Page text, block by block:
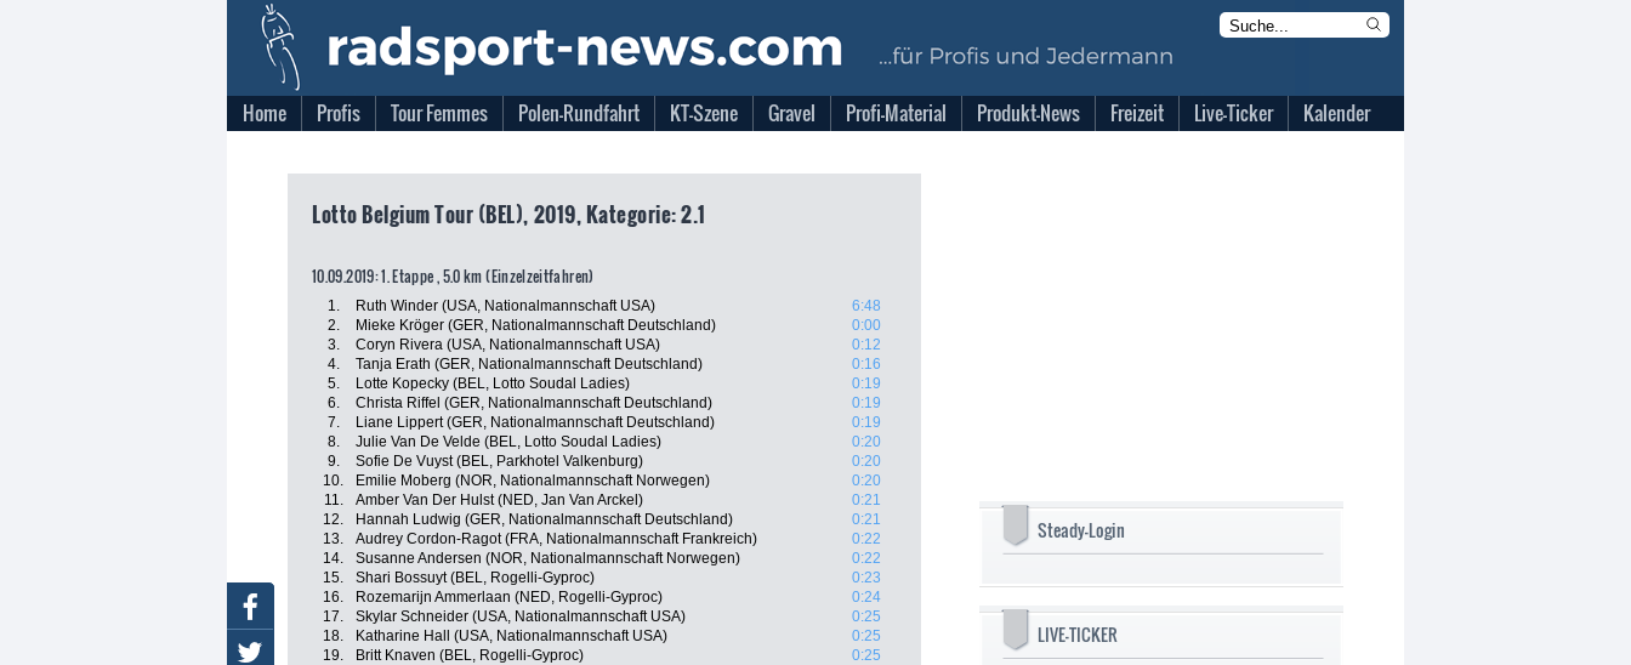
Home Profis Tour Femmes Polen-Rundfahrt KT-Szene Gravel Profi-Material Produkt-News Freizeit Live-Ticker Kalender
Lotto Belgium Tour (BEL), 2019, Kategorie: 2.1
10.09.2019: 1. Etappe , 5.0 km (Einzelzeitfahren)
1. Ruth Winder (USA, Nationalmannschaft USA)
6:48
2.
Mieke Kröger (GER, Nationalmannschaft Deutschland)
0:00
3.
Coryn Rivera (USA, Nationalmannschaft USA)
0:12
4.
Tanja Erath (GER, Nationalmannschaft Deutschland)
0:16
5.
Lotte Kopecky (BEL, Lotto Soudal Ladies)
0:19
6.
Christa Riffel (GER, Nationalmannschaft Deutschland)
0:19
7.
Liane Lippert (GER, Nationalmannschaft Deutschland)
0:19
8.
Julie Van De Velde (BEL, Lotto Soudal Ladies)
0:20
9.
Sofie De Vuyst (BEL, Parkhotel Valkenburg)
0:20
10.
Emilie Moberg (NOR, Nationalmannschaft Norwegen)
0:20
11.
Amber Van Der Hulst (NED, Jan Van Arckel)
0:21
12.
Hannah Ludwig (GER, Nationalmannschaft Deutschland)
0:21
13.
Audrey Cordon-Ragot (FRA, Nationalmannschaft Frankreich)
0:22
14.
Susanne Andersen (NOR, Nationalmannschaft Norwegen)
0:22
15.
Shari Bossuyt (BEL, Rogelli-Gyproc)
0:23
16.
Rozemarijn Ammerlaan (NED, Rogelli-Gyproc)
0:24
17.
Skylar Schneider (USA, Nationalmannschaft USA)
0:25
18.
Katharine Hall (USA, Nationalmannschaft USA)
0:25
19.
Britt Knaven (BEL, Rogelli-Gyproc)
0:25
Steady-Login
LIVE-TICKER
Facebook
Twitter